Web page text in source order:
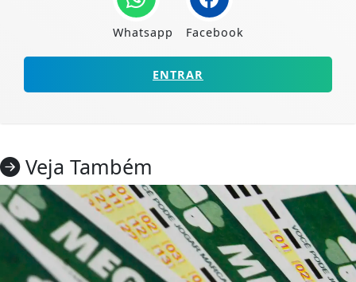
Whatsapp Facebook
ENTRAR
Veja Também